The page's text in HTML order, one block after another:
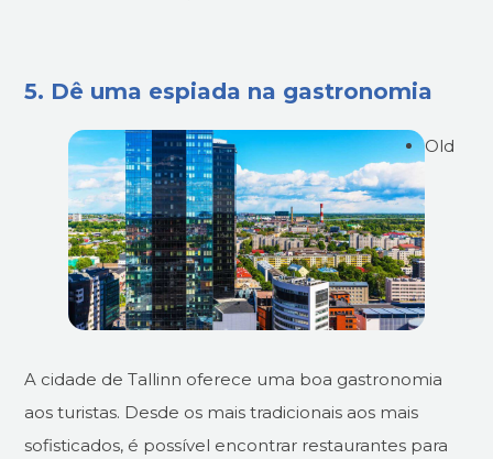
5. Dê uma espiada na gastronomia
A cidade de Tallinn oferece uma boa gastronomia
aos turistas. Desde os mais tradicionais aos mais
sofisticados, é possível encontrar restaurantes para
Old